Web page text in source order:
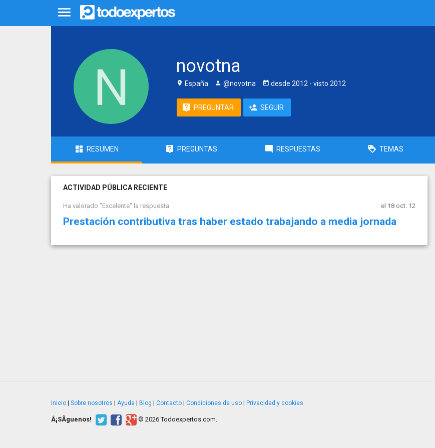
novotna
España @novotna desde 2012 - visto 2012
PREGUNTAR SEGUIR
RESUMEN PREGUNTAS RESPUESTAS TEMAS
ACTIVIDAD PÚBLICA RECIENTE
Ha valorado "Excelente" la respuesta el 18 oct. 12
Prestación contributiva tras haber estado trabajando a media jornada
Inicio Sobre nosotros Ayuda Blog Contacto Condiciones de uso Privacidad y cookies
Â¡SÃ­guenos! © 2026 Todoexpertos.com.